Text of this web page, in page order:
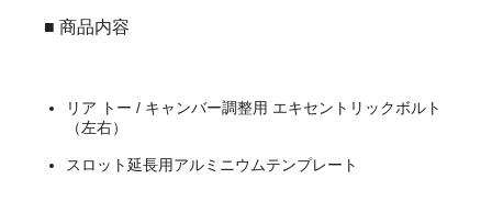
■ 商品内容
リア トー / キャンバー調整用 エキセントリックボルト
（左右）
スロット延長用アルミニウムテンプレート